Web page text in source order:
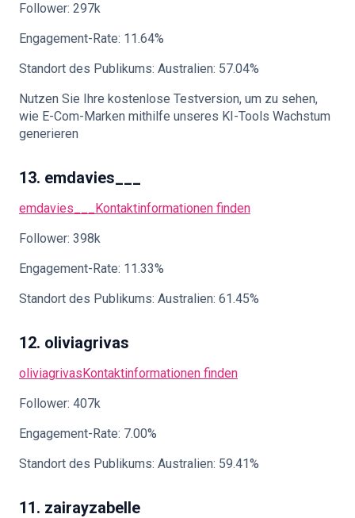
Follower: 297k
Engagement-Rate: 11.64%
Standort des Publikums: Australien: 57.04%
Nutzen Sie Ihre kostenlose Testversion, um zu sehen,
wie E-Com-Marken mithilfe unseres KI-Tools Wachstum
generieren
13. emdavies___
emdavies___ Kontaktinformationen finden
Follower: 398k
Engagement-Rate: 11.33%
Standort des Publikums: Australien: 61.45%
12. oliviagrivas
oliviagrivasKontaktinformationen finden
Follower: 407k
Engagement-Rate: 7.00%
Standort des Publikums: Australien: 59.41%
11. zairayzabelle